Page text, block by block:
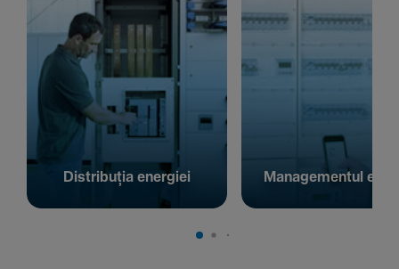
Distribuția energiei Managementul